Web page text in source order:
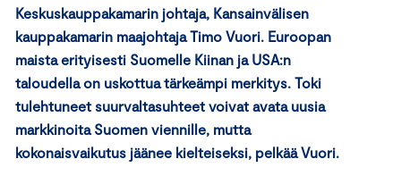
Keskuskauppakamarin johtaja, Kansainvälisen
kauppakamarin maajohtaja Timo Vuori. Euroopan
maista erityisesti Suomelle Kiinan ja USA:n
taloudella on uskottua tärkeämpi merkitys. Toki
tulehtuneet suurvaltasuhteet voivat avata uusia
markkinoita Suomen viennille, mutta
kokonaisvaikutus jäänee kielteiseksi, pelkää Vuori.